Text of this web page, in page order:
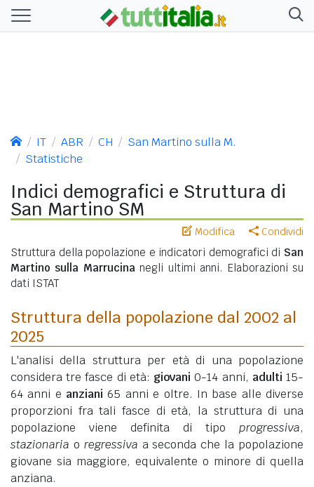
IT ABR CH
San Martino sulla M.
Statistiche
Indici demografici e Struttura di
San Martino SM
Modifica Condividi
Struttura della popolazione e indicatori demografici di San
Martino sulla Marrucina negli ultimi anni. Elaborazioni su
dati ISTAT
Struttura della popolazione dal 2002 al
2025
L'analisi della struttura per età di una popolazione
considera tre fasce di età: giovani 0-14 anni, adulti 15-
64 anni e anziani 65 anni e oltre. In base alle diverse
proporzioni fra tali fasce di età, la struttura di una
popolazione viene definita di tipo progressiva,
stazionaria o regressiva a seconda che la popolazione
giovane sia maggiore, equivalente o minore di quella
anziana.